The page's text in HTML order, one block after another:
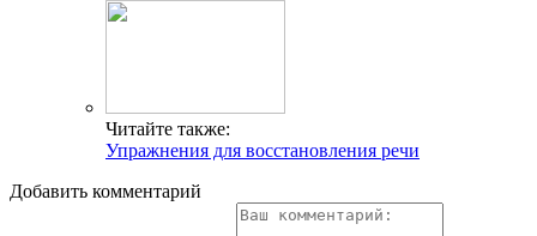
Читайте также:
Упражнения для восстановления речи
Добавить комментарий